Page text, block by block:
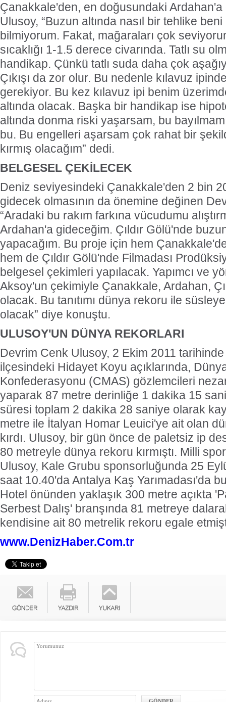
Çanakkale'den, en doğusundaki
Ulusoy, “Buzun altında nasıl bir tehlike
bilmiyorum. Fakat, mağaraları çok
sıcaklığı 1-1.5 derece civarında. Tatlı su
handikap. Çünkü tatlı suda daha çok
Çıkışı da zor olur. Bu nedenle kılavuz
gerekiyor. Bu kez kılavuz ipi benim
altında olacak. Başka bir handikap ise
altında donma riski yaşarsam, bu
bu. Bu engelleri aşarsam çok rahat bir
kırmış olacağım” dedi.
BELGESEL ÇEKİLECEK
Deniz seviyesindeki Çanakkale'den 2 bin
gidecek olmasının da önemine değinen
“Aradaki bu rakım farkına vücudumu
Ardahan'a gideceğim. Çıldır Gölü'nde
yapacağım. Bu proje için hem
hem de Çıldır Gölü'nde Filmadası
belgesel çekimleri yapılacak. Yapımcı ve
Aksoy'un çekimiyle Çanakkale, Ardahan,
olacak. Bu tanıtımı dünya rekoru ile
olacak” diye konuştu.
ULUSOY'UN DÜNYA REKORLARI
Devrim Cenk Ulusoy, 2 Ekim 2011 tarihinde
ilçesindeki Hidayet Koyu açıklarında,
Konfederasyonu (CMAS) gözlemcileri
yaparak 87 metre derinliğe 1 dakika 15
süresi toplam 2 dakika 28 saniye olarak
metre ile İtalyan Homar Leuici'ye ait olan
kırdı. Ulusoy, bir gün önce de paletsiz ip
80 metreyle dünya rekoru kırmıştı. Milli
Ulusoy, Kale Grubu sponsorluğunda 25
saat 10.40'da Antalya Kaş Yarımadası'da
Hotel önünden yaklaşık 300 metre açıkta
Serbest Dalış' branşında 81 metreye
kendisine ait 80 metrelik rekoru egale
www.DenizHaber.Com.tr